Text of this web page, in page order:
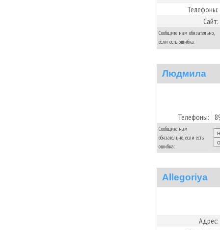
Телефоны:
Сайт:
Сообщите нам обязательно,
если есть ошибка:
Людмила
Телефоны:
Сообщите нам
обязательно, если есть
ошибка:
Allegoriya
Адрес: